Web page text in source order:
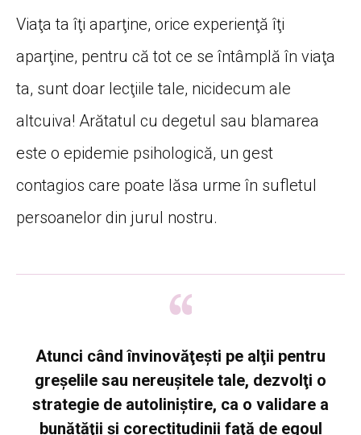
Viaţa ta îţi aparţine, orice experienţă îţi
aparţine, pentru că tot ce se întâmplă în viaţa
ta, sunt doar lecţiile tale, nicidecum ale
altcuiva! Arătatul cu degetul sau blamarea
este o epidemie psihologică, un gest
contagios care poate lăsa urme în sufletul
persoanelor din jurul nostru.
Atunci când învinovăţeşti pe alţii pentru
greşelile sau nereuşitele tale, dezvolţi o
strategie de autoliniştire, ca o validare a
bunătăţii şi corectitudinii faţă de egoul